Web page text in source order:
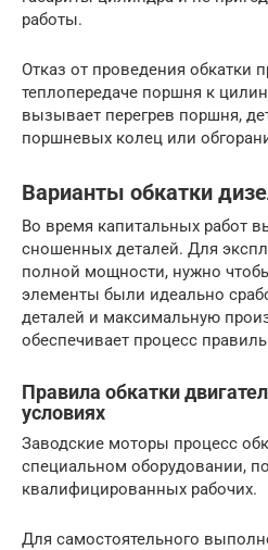
работы.
Отказ от проведения обкатки
теплопередаче поршня к
вызывает перегрев поршня,
поршневых колец или
Варианты обкатки
Во время капитальных работ
сношенных деталей. Для
полной мощности, нужно
элементы были идеально
деталей и максимальную
обеспечивает процесс
Правила обкатки
условиях
Заводские моторы процесс
специальном оборудовании,
квалифицированных рабочих.
Для самостоятельного